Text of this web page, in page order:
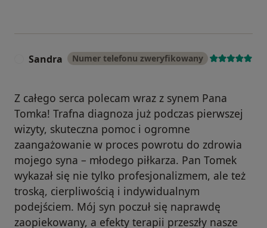
Sandra Numer telefonu zweryfikowany
Z całego serca polecam wraz z synem Pana
Tomka! Trafna diagnoza już podczas pierwszej
wizyty, skuteczna pomoc i ogromne
zaangażowanie w proces powrotu do zdrowia
mojego syna – młodego piłkarza. Pan Tomek
wykazał się nie tylko profesjonalizmem, ale też
troską, cierpliwością i indywidualnym
podejściem. Mój syn poczuł się naprawdę
zaopiekowany, a efekty terapii przeszły nasze